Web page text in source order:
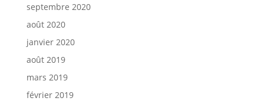
septembre 2020
août 2020
janvier 2020
août 2019
mars 2019
février 2019